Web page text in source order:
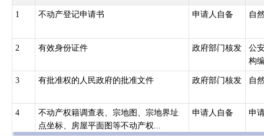
产登记机构，负责不动产登记工作，并接受上级人民政府不动产登记
统一办理所属各区的不动产登记。
跨县级行政区域的不动产登记,由所跨县级行政区域的不动产登记机
构协商办理；协商不成的,由共同的上一级人民政府不动产登记主管
国务院确定的重点国有林区的森林、林木和林地,国务院批准项目用
三、《不动产登记暂行条例实施细则》（国土资源部令第63号）第
动产首次登记的，不得办理不动产其他类型登记，但法律、行政法
1 不动产登记申请书 申请人自备 自
2 有效身份证件 政府部门核发
公
构
3 有批准权的人民政府的批准文件 政府部门核发 自
4
不动产权籍调查表、宗地图、宗地界址
点坐标、房屋平面图等不动产权...
申请人自备 申